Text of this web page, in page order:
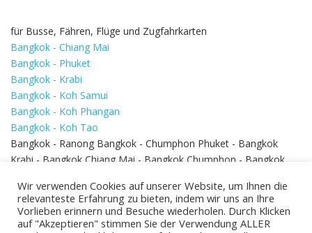
für Busse, Fähren, Flüge und Zugfahrkarten
Bangkok - Chiang Mai
Bangkok - Phuket
Bangkok - Krabi
Bangkok - Koh Samui
Bangkok - Koh Phangan
Bangkok - Koh Tao
Bangkok - Ranong Bangkok - Chumphon Phuket - Bangkok
Krabi - Bangkok Chiang Mai - Bangkok Chumphon - Bangkok
Bangkok - Hua Hin
Wir verwenden Cookies auf unserer Website, um Ihnen die
relevanteste Erfahrung zu bieten, indem wir uns an Ihre
Vorlieben erinnern und Besuche wiederholen. Durch Klicken
auf "Akzeptieren" stimmen Sie der Verwendung ALLER